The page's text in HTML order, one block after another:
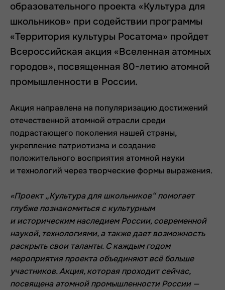
образовательного проекта «Культура для
школьников» при содействии программы
«Территория культуры Росатома» пройдет
Всероссийская акция «Вселенная атомных
городов», посвященная 80-летию атомной
промышленности в России.
Акция направлена на популяризацию достижений
отечественной атомной отрасли среди
подрастающего поколения нашей страны,
укрепление патриотизма и создание
положительного восприятия атомной науки
и технологий через творческие формы выражения.
«Проект „Культура для школьников“ помогает
глубже познакомиться с культурным
и историческим наследием России, современной
наукой, технологиями, а также дает возможность
раскрыть свои таланты. С каждым годом
мероприятия проекта объединяют всё больше
участников. Акция, которая проходит сейчас,
посвящена атомной промышленности России —